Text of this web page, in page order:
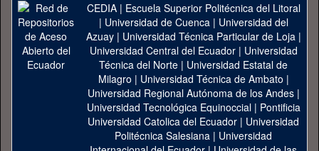
CEDIA| Escuela Superior Politécnica del Litoral
| Universidad de Cuenca| Universidad del
Azuay| Universidad Técnica Particular de Loja|
Universidad Central del Ecuador| Universidad
Técnica del Norte | Universidad Estatal de
Milagro | Universidad Técnica de Ambato |
Universidad Regional Autónoma de los Andes|
Universidad Tecnológica Equinoccial| Pontificia
Universidad Catolica del Ecuador | Universidad
Politécnica Salesiana | Universidad